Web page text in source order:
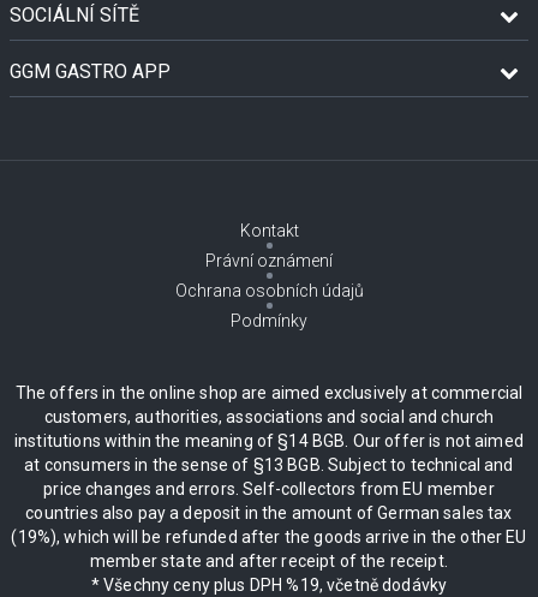
SOCIÁLNÍ SÍTĚ
GGM GASTRO APP
Kontakt
Právní oznámení
Ochrana osobních údajů
Podmínky
The offers in the online shop are aimed exclusively at commercial
customers, authorities, associations and social and church
institutions within the meaning of §14 BGB. Our offer is not aimed
at consumers in the sense of §13 BGB. Subject to technical and
price changes and errors. Self-collectors from EU member
countries also pay a deposit in the amount of German sales tax
(19%), which will be refunded after the goods arrive in the other EU
member state and after receipt of the receipt.
* Všechny ceny plus DPH %19, včetně dodávky